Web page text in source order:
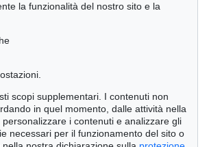
la funzionalità del nostro sito e la
scopi supplementari. I contenuti non
in quel momento, dalle attività nella
i contenuti e analizzare gli
necessari per il funzionamento del sito o